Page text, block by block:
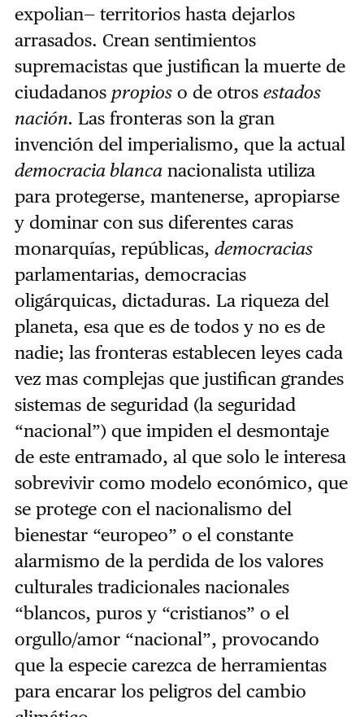
expolian— territorios hasta dejarlos
arrasados. Crean sentimientos
supremacistas que justifican la muerte de
ciudadanos propioso de otros estados
nación. Las fronteras son la gran
invención del imperialismo, que la actual
democracia blancanacionalista utiliza
para protegerse, mantenerse, apropiarse
y dominar con sus diferentes caras
monarquías, repúblicas, democracias
parlamentarias, democracias
oligárquicas, dictaduras. La riqueza del
planeta, esa que es de todos y no es de
nadie; las fronteras establecen leyes cada
vez mas complejas que justifican grandes
sistemas de seguridad (la seguridad
“nacional”) que impiden el desmontaje
de este entramado, al que solo le interesa
sobrevivir como modelo económico, que
se protege con el nacionalismo del
bienestar “europeo” o el constante
alarmismo de la perdida de los valores
culturales tradicionales nacionales
“blancos, puros y “cristianos” o el
orgullo/amor “nacional”, provocando
que la especie carezca de herramientas
para encarar los peligros del cambio